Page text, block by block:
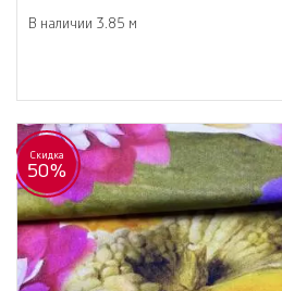
В наличии 3.85 м
Скидка
50%